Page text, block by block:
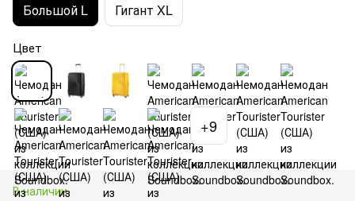
Большой L Гигант XL
Цвет
+9
В наличии